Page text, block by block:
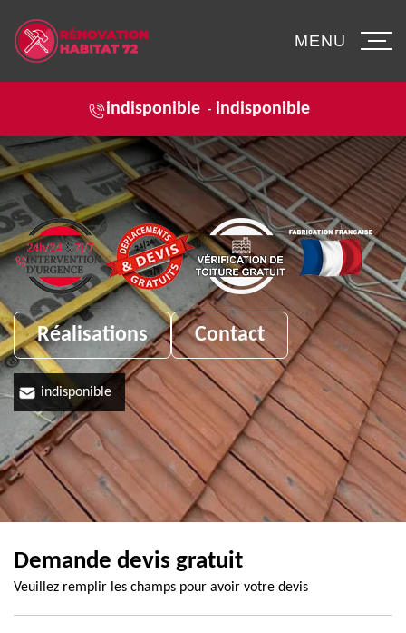
indisponible - indisponible
MENU
Réalisations Contact
indisponible
Demande devis gratuit
Veuillez remplir les champs pour avoir votre devis